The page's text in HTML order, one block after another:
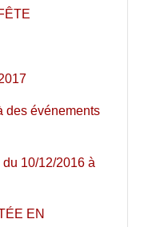
des événements
10/12/2016 à
EN